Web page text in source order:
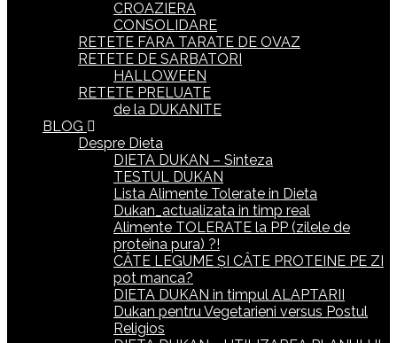
CROAZIERA
CONSOLIDARE
RETETE FARA TARATE DE OVAZ
RETETE DE SARBATORI
HALLOWEEN
RETETE PRELUATE
de la DUKANITE
BLOG
Despre Dieta
DIETA DUKAN – Sinteza
TESTUL DUKAN
Lista Alimente Tolerate in Dieta
Dukan_actualizata in timp real
Alimente TOLERATE la PP (zilele de
proteina pura) ?!
CÂTE LEGUME ȘI CÂTE PROTEINE PE ZI
pot manca?
DIETA DUKAN in timpul ALAPTARII
Dukan pentru Vegetarieni versus Postul
Religios